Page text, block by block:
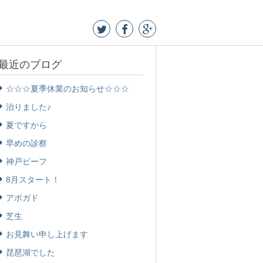
近のブログ
☆☆☆夏季休業のお知らせ☆☆☆
治りました♪
夏ですから
早めの診察
神戸ビーフ
8月スタート！
アボガド
芝生
お見舞い申し上げます
琵琶湖でした